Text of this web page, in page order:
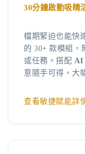
30分鐘啟動吸睛
檔期緊迫也能快
的 30+ 款模組，
或任務。搭配 AI
意隨手可得，大
查看敏捷賦能詳